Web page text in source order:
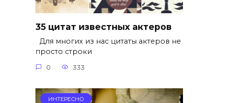
35 цитат известных актеров
Для многих из нас цитаты актеров не
просто строки
0 333
ИНТЕРЕСНО